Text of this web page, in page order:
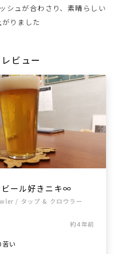
シュが合わさり、素晴らしい
りました
ビュー
ビール好きニキ∞
/ タップ & クロウラー
約4年前
苦い